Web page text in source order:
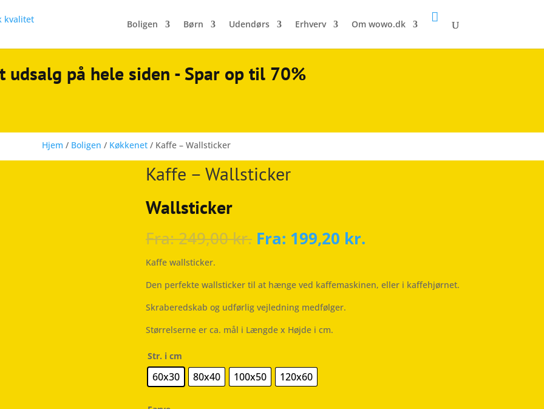
Boligen Børn Udendørs Erhverv Om wowo.dk

udsalg på hele siden - Spar op til 70%
Hjem / Boligen / Køkkenet/ Kaffe – Wallsticker
Kaffe – Wallsticker
Wallsticker
Fra:249,00kr. Fra: 199,20 kr.
Kaffe wallsticker.
Den perfekte wallsticker til at hænge ved kaffemaskinen, eller i kaffehjørnet.
Skraberedskab og udførlig vejledning medfølger.
Størrelserne er ca. mål i Længde x Højde i cm.
Str. i cm
60x30 80x40 100x50 120x60